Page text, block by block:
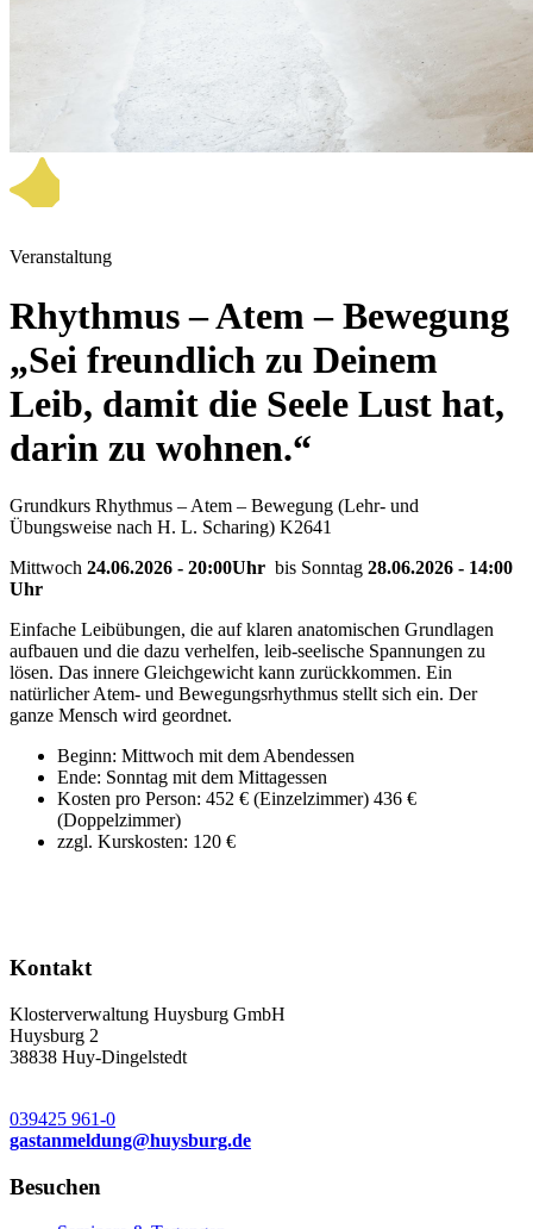
Veranstaltung
Rhythmus – Atem – Bewegung
„Sei freundlich zu Deinem
Leib, damit die Seele Lust hat,
darin zu wohnen.“
Grundkurs Rhythmus – Atem – Bewegung (Lehr- und
Übungsweise nach H. L. Scharing) K2641
Mittwoch 24.06.2026 - 20:00Uhr bis Sonntag 28.06.2026 - 14:00
Uhr
Einfache Leibübungen, die auf klaren anatomischen Grundlagen
aufbauen und die dazu verhelfen, leib-seelische Spannungen zu
lösen. Das innere Gleichgewicht kann zurückkommen. Ein
natürlicher Atem- und Bewegungsrhythmus stellt sich ein. Der
ganze Mensch wird geordnet.
Beginn: Mittwoch mit dem Abendessen
Ende: Sonntag mit dem Mittagessen
Kosten pro Person: 452 € (Einzelzimmer) 436 €
(Doppelzimmer)
zzgl. Kurskosten: 120 €
Kontakt
Klosterverwaltung Huysburg GmbH
Huysburg 2
38838 Huy-Dingelstedt
039425 961-0
gastanmeldung@huysburg.de
Besuchen